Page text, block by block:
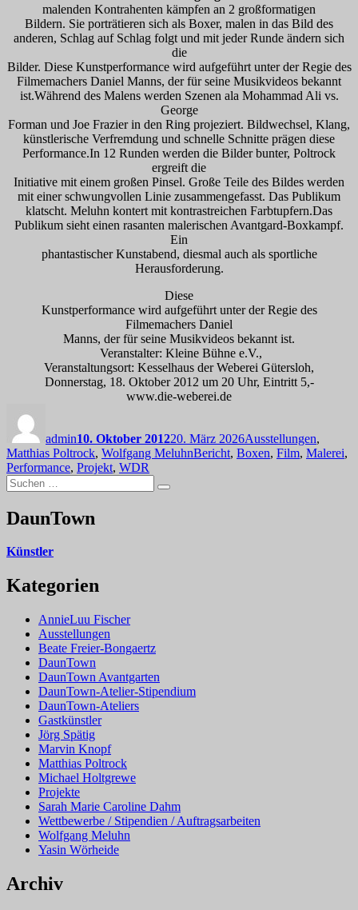
malenden Kontrahenten kämpfen an 2 großformatigen
Bildern. Sie porträtieren sich als Boxer, malen in das Bild des
anderen, Schlag auf Schlag folgt und mit jeder Runde ändern sich
die
Bilder. Diese Kunstperformance wird aufgeführt unter der Regie des
Filmemachers Daniel Manns, der für seine Musikvideos bekannt
ist.Während des Malens werden Szenen ala Mohammad Ali vs.
George
Forman und Joe Frazier in den Ring projeziert. Bildwechsel, Klang,
künstlerische Verfremdung und schnelle Schnitte prägen diese
Performance.In 12 Runden werden die Bilder bunter, Poltrock
ergreift die
Initiative mit einem großen Pinsel. Große Teile des Bildes werden
mit einer schwungvollen Linie zusammengefasst. Das Publikum
klatscht. Meluhn kontert mit kontrastreichen Farbtupfern.Das
Publikum sieht einen rasanten malerischen Avantgard-Boxkampf.
Ein
phantastischer Kunstabend, diesmal auch als sportliche
Herausforderung.
Diese
Kunstperformance wird aufgeführt unter der Regie des
Filmemachers Daniel
Manns, der für seine Musikvideos bekannt ist.
Veranstalter: Kleine Bühne e.V.,
Veranstaltungsort: Kesselhaus der Weberei Gütersloh,
Donnerstag, 18. Oktober 2012 um 20 Uhr, Eintritt 5,-
www.die-weberei.de
admin10. Oktober 201220. März 2026Ausstellungen,
Matthias Poltrock, Wolfgang MeluhnSchlagwörter
Bericht, Boxen, Film, Malerei,
Performance, Projekt, WDR
Suchen
nach:
Suchen
DaunTown
Künstler
Kategorien
AnnieLuu Fischer
Ausstellungen
Beate Freier-Bongaertz
DaunTown
DaunTown Avantgarten
DaunTown-Atelier-Stipendium
DaunTown-Ateliers
Gastkünstler
Jörg Spätig
Marvin Knopf
Matthias Poltrock
Michael Holtgrewe
Projekte
Sarah Marie Caroline Dahm
Wettbewerbe / Stipendien / Auftragsarbeiten
Wolfgang Meluhn
Yasin Wörheide
Archiv